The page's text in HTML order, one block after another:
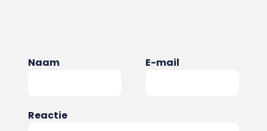
Naam E-mail
Reactie